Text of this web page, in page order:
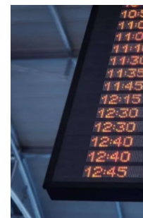
Asuransi
Asuransi Jiwa
Asuransi Kesehatan
Asuransi Syariah